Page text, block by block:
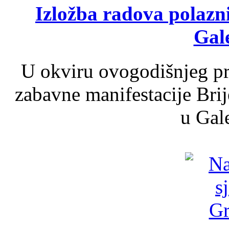
Izložba radova
U okviru ovogodišnjeg
zabavne manifestacije
u